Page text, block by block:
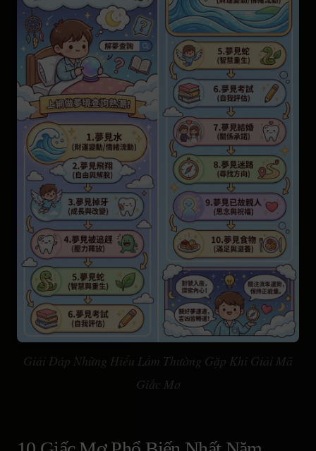
Giải Đáp Những Hiểu Lầm Thường Gặp Khi Giải Mã
Giấc Mơ